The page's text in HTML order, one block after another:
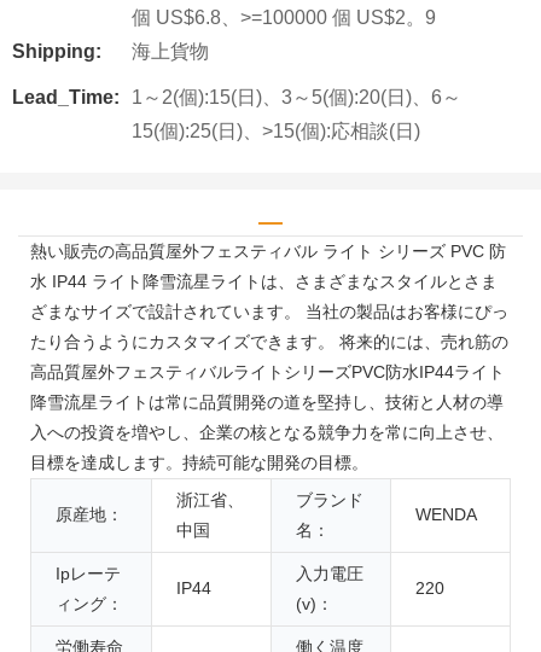
個 US$6.8、>=100000 個 US$2。9
Shipping:
海上貨物
Lead_Time:
1～2(個):15(日)、3～5(個):20(日)、6～
15(個):25(日)、>15(個):応相談(日)
熱い販売の高品質屋外フェスティバル ライト シリーズ PVC 防
水 IP44 ライト降雪流星ライトは、さまざまなスタイルとさま
ざまなサイズで設計されています。 当社の製品はお客様にぴっ
たり合うようにカスタマイズできます。 将来的には、売れ筋の
高品質屋外フェスティバルライトシリーズPVC防水IP44ライト
降雪流星ライトは常に品質開発の道を堅持し、技術と人材の導
入への投資を増やし、企業の核となる競争力を常に向上させ、
目標を達成します。持続可能な開発の目標。
原産地：
浙江省、
中国
ブランド
名：
WENDA
Ipレーテ
ィング：
IP44
入力電圧
(v)：
220
労働寿命
働く温度